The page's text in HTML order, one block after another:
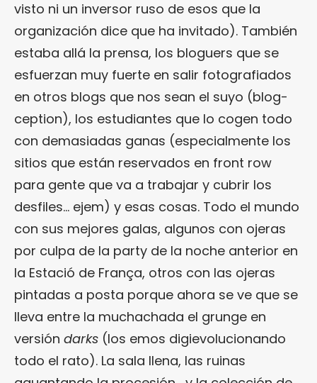
visto ni un inversor ruso de esos que la
organización dice que ha invitado). También
estaba allá la prensa, los bloguers que se
esfuerzan muy fuerte en salir fotografiados
en otros blogs que nos sean el suyo (blog-
ception), los estudiantes que lo cogen todo
con demasiadas ganas (especialmente los
sitios que están reservados en front row
para gente que va a trabajar y cubrir los
desfiles… ejem) y esas cosas. Todo el mundo
con sus mejores galas, algunos con ojeras
por culpa de la party de la noche anterior en
la Estació de França, otros con las ojeras
pintadas a posta porque ahora se ve que se
lleva entre la muchachada el grunge en
versión darks (los emos digievolucionando
todo el rato). La sala llena, las ruinas